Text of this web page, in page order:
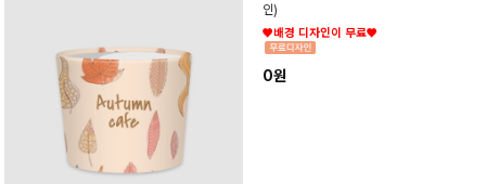
인)
♥배경 디자인이 무료♥
0원